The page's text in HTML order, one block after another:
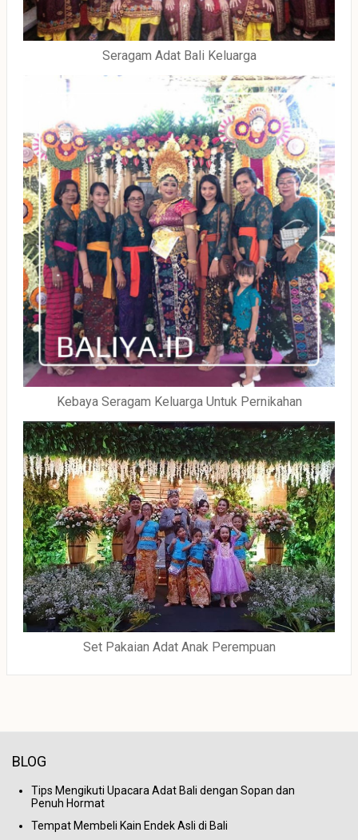
Seragam Adat Bali Keluarga
Kebaya Seragam Keluarga Untuk Pernikahan
Set Pakaian Adat Anak Perempuan
BLOG
Tips Mengikuti Upacara Adat Bali dengan Sopan dan
Penuh Hormat
Tempat Membeli Kain Endek Asli di Bali